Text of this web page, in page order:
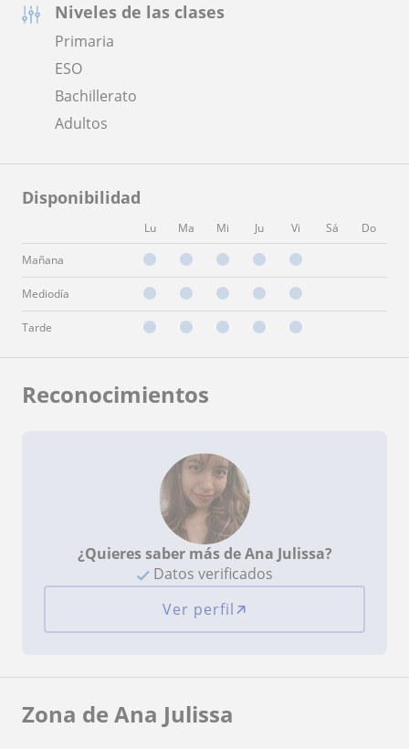
Niveles de las clases
Primaria
ESO
Bachillerato
Adultos
Disponibilidad
Lu Ma Mi Ju Vi Sá Do
Mañana
Mediodía
Tarde
Reconocimientos
¿Quieres saber más de Ana Julissa?
Datos verificados
Ver perfil
Zona de Ana Julissa